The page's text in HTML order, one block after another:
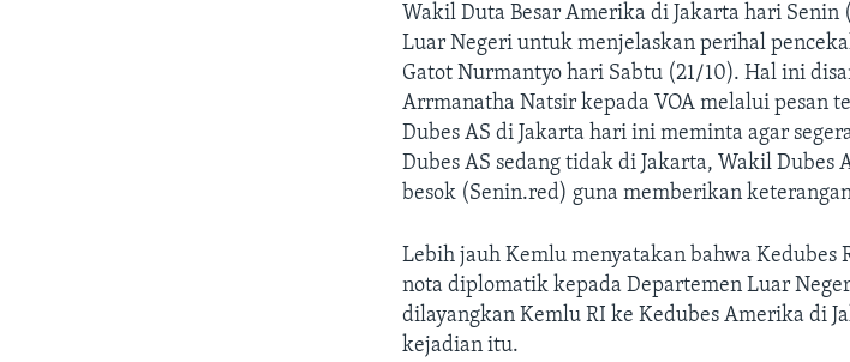
Wakil Duta Besar Amerika di Jakarta hari
Luar Negeri untuk menjelaskan perihal
Gatot Nurmantyo hari Sabtu (21/10). Hal ini
Arrmanatha Natsir kepada VOA melalui pesan
Dubes AS di Jakarta hari ini meminta agar
Dubes AS sedang tidak di Jakarta, Wakil
besok (Senin.red) guna memberikan
Lebih jauh Kemlu menyatakan bahwa Kedubes
nota diplomatik kepada Departemen Luar
dilayangkan Kemlu RI ke Kedubes Amerika di
kejadian itu.